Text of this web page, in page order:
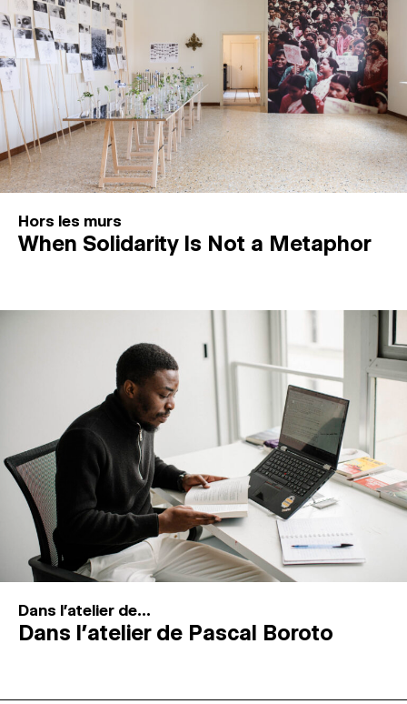
Hors les murs
When Solidarity Is Not a Metaphor
Dans l'atelier de...
Dans l’atelier de Pascal Boroto